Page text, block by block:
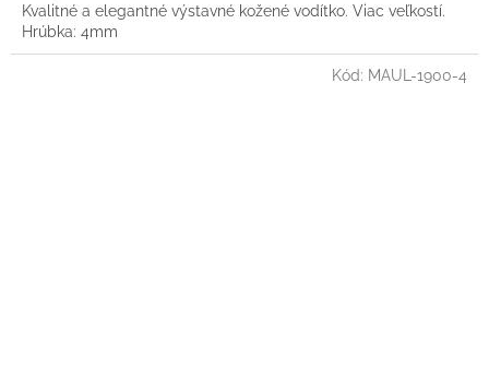
Kvalitné a elegantné výstavné kožené vodítko. Viac veľkostí.
Hrúbka: 4mm
Kód: MAUL-1900-4